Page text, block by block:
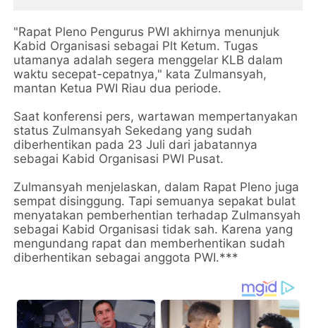
"Rapat Pleno Pengurus PWI akhirnya menunjuk
Kabid Organisasi sebagai Plt Ketum. Tugas
utamanya adalah segera menggelar KLB dalam
waktu secepat-cepatnya," kata Zulmansyah,
mantan Ketua PWI Riau dua periode.
Saat konferensi pers, wartawan mempertanyakan
status Zulmansyah Sekedang yang sudah
diberhentikan pada 23 Juli dari jabatannya
sebagai Kabid Organisasi PWI Pusat.
Zulmansyah menjelaskan, dalam Rapat Pleno juga
sempat disinggung. Tapi semuanya sepakat bulat
menyatakan pemberhentian terhadap Zulmansyah
sebagai Kabid Organisasi tidak sah. Karena yang
mengundang rapat dan memberhentikan sudah
diberhentikan sebagai anggota PWI.***